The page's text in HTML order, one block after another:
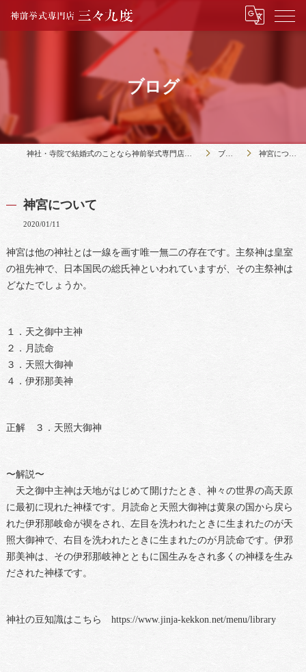
ブログ
神社・寺院で結婚式のことなら神前挙式専門店三々九度 ブログ 神宮について
神宮について
2020/01/11
神宮は他の神社とは一線を画す唯一無二の存在です。主祭神は皇室
の祖先神で、日本国民の総氏神といわれていますが、その主祭神は
どなたでしょうか。
１．天之御中主神
２．月読命
３．天照大御神
４．伊邪那美神
正解 ３．天照大御神
〜解説〜
天之御中主神は天地がはじめて開けたとき、神々の世界の高天原
に最初に現れた神様です。月読命と天照大御神は黄泉の国から戻ら
れた伊邪那岐命が禊をされ、左目を洗われたときに生まれたのが天
照大御神で、右目を洗われたときに生まれたのが月読命です。伊邪
那美神は、その伊邪那岐神とともに国生みをされ多くの神様を生み
だされた神様です。
神社の豆知識はこちら https://www.jinja-kekkon.net/menu/library